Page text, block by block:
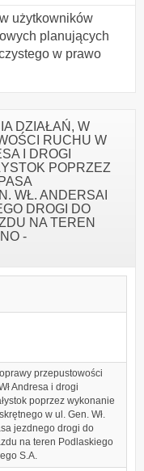
użytkowników
planujących
w prawo
DZIAŁAŃ, W
RUCHU W
I DROGI
POPRZEZ
WŁ. ANDERSAI
DROGI DO
NA TEREN
-
przepustowości
Andresa i drogi
poprzez wykonanie
w ul. Gen. Wł.
jezdnego drogi do
na teren Podlaskiego
S.A.